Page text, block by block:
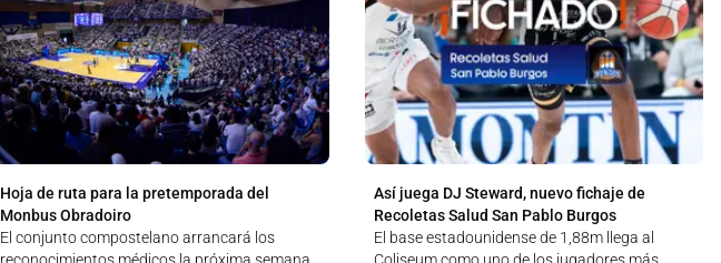
Hoja de ruta para la pretemporada del
Monbus Obradoiro
El conjunto compostelano arrancará los
Así juega DJ Steward, nuevo fichaje de
Recoletas Salud San Pablo Burgos
El base estadounidense de 1,88m llega al